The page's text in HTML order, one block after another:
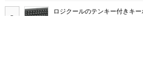
ロジクールのテンキー付きキ